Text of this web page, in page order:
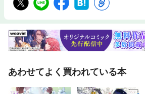
あわせてよく買われている本